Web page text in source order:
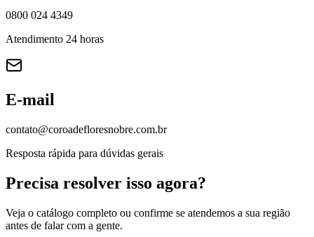
0800 024 4349
Atendimento 24 horas
E-mail
contato@coroadefloresnobre.com.br
Resposta rápida para dúvidas gerais
Precisa resolver isso agora?
Veja o catálogo completo ou confirme se atendemos a sua região
antes de falar com a gente.